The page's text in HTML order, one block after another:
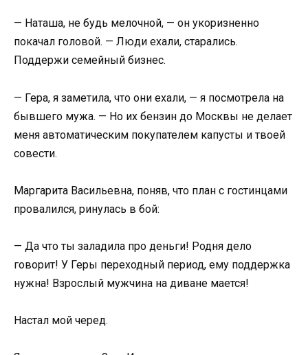
— Наташа, не будь мелочной, — он укоризненно
покачал головой. — Люди ехали, старались.
Поддержи семейный бизнес.
— Гера, я заметила, что они ехали, — я посмотрела на
бывшего мужа. — Но их бензин до Москвы не делает
меня автоматическим покупателем капусты и твоей
совести.
Маргарита Васильевна, поняв, что план с гостинцами
провалился, ринулась в бой:
— Да что ты заладила про деньги! Родня дело
говорит! У Геры переходный период, ему поддержка
нужна! Взрослый мужчина на диване мается!
Настал мой черед.